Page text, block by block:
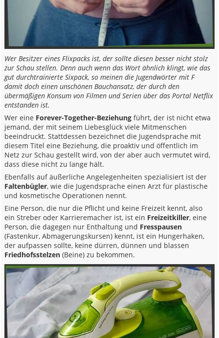
Wer Besitzer eines Flixpacks ist, der sollte diesen besser nicht stolz
zur Schau stellen. Denn auch wenn das Wort ähnlich klingt, wie das
gut durchtrainierte Sixpack, so meinen die Jugendwörter mit F
damit doch einen unschönen Bauchansatz, der durch den
übermäßigen Konsum von Filmen und Serien über das Portal Netflix
entstanden ist.
Wer eine Forever-Together-Beziehung führt, der ist nicht etwa
jemand, der mit seinem Liebesglück viele Mitmenschen
beeindruckt. Stattdessen bezeichnet die Jugendsprache mit
diesem Titel eine Beziehung, die proaktiv und öffentlich im
Netz zur Schau gestellt wird, von der aber auch vermutet wird,
dass diese nicht zu lange hält.
Ebenfalls auf äußerliche Angelegenheiten spezialisiert ist der
Faltenbügler, wie die Jugendsprache einen Arzt für plastische
und kosmetische Operationen nennt.
Eine Person, die nur die Pflicht und keine Freizeit kennt, also
ein Streber oder Karrieremacher ist, ist ein Freizeitkiller, eine
Person, die dagegen nur Enthaltung und Fresspausen
(Fastenkur, Abmagerungskursen) kennt, ist ein Hungerhaken,
der aufpassen sollte, keine dürren, dünnen und blassen
Friedhofsstelzen (Beine) zu bekommen.